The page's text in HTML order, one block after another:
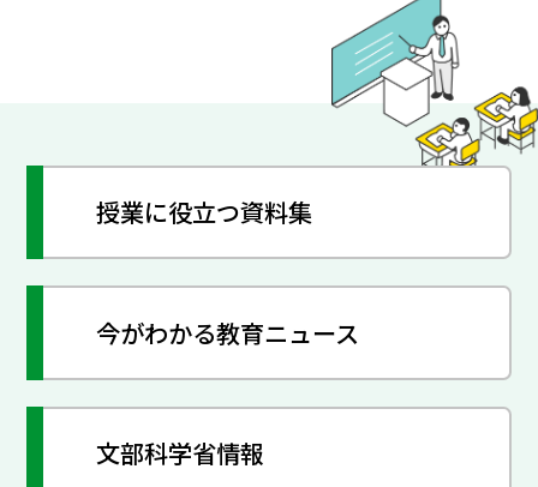
授業に役立つ資料集
今がわかる教育ニュース
文部科学省情報